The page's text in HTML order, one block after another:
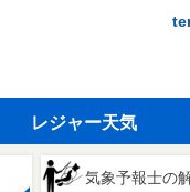
レジャー天気
気象予報士の